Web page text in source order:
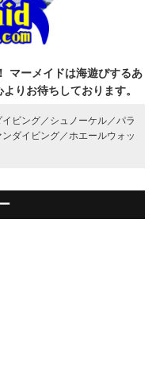
マーメイドは海遊びするあ
りお待ちしております。
イビング／ シュノーケル／ パラ
ンダイビング／ ホエールウォッ